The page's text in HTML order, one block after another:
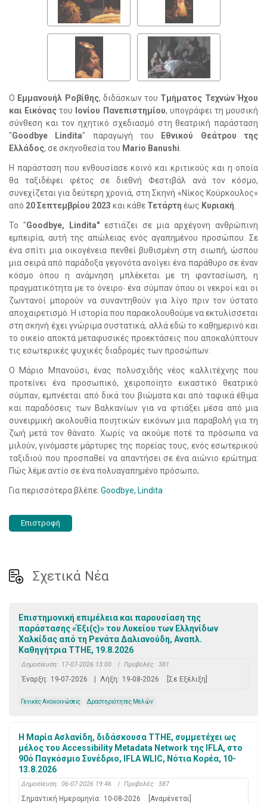
Ο Εμμανουήλ Ροβίθης, διδάσκων του Τμήματος Τεχνών Ήχου
και Εικόνας του Ιονίου Πανεπιστημίου, υπογράφει τη μουσική
σύνθεση και τον ηχητικό σχεδιασμό στη θεατρική παράσταση
"Goodbye Lindita" παραγωγή του
Εθνικού Θεάτρου της
Ελλάδος, σε σκηνοθεσία του Mario Banushi.
Η παράσταση που ενθουσίασε κοινό και κριτικούς και η οποία
θα ταξιδέψει φέτος σε διεθνή Φεστιβάλ ανά τον κόσμο,
συνεχίζεται για δεύτερη χρονιά, στη Σκηνή «Νίκος Κούρκουλος»
από 20 Σεπτεμβρίου 2023 και κάθε Τετάρτη έως Κυριακή.
Το "Goodbye, Lindita" εστιάζει σε μια αρχέγονη ανθρώπινη
εμπειρία, αυτή της απώλειας ενός αγαπημένου προσώπου. Σε
ένα σπίτι μια οικογένεια πενθεί βυθισμένη στη σιωπή, ώσπου
μια σειρά από παράδοξα γεγονότα ανοίγει ένα παράθυρο σε έναν
κόσμο όπου η ανάμνηση μπλέκεται με τη φαντασίωση, η
πραγματικότητα με το όνειρο∙ ένα σύμπαν όπου οι νεκροί και οι
ζωντανοί μπορούν να συναντηθούν για λίγο πριν τον ύστατο
αποχαιρετισμό. Η ιστορία που παρακολουθούμε να εκτυλίσσεται
στη σκηνή έχει γνώριμα συστατικά, αλλά εδώ το καθημερινό και
το οικείο αποκτά μεταφυσικές προεκτάσεις που αποκαλύπτουν
τις εσωτερικές ψυχικές διαδρομές των προσώπων.
Ο Μάριο Μπανούσι, ένας πολυσχιδής νέος καλλιτέχνης που
προτείνει ένα προσωπικό, χειροποίητο εικαστικό θεατρικό
σύμπαν, εμπνέεται από δικά του βιώματα και από ταφικά έθιμα
και παραδόσεις των Βαλκανίων για να φτιάξει μέσα από μια
συνειρμική ακολουθία ποιητικών εικόνων μια παραβολή για τη
ζωή μετά τον θάνατο. Χωρίς να ακούμε ποτέ τα πρόσωπα να
μιλούν, γινόμαστε μάρτυρες της πορείας τους, ενός εσωτερικού
ταξιδιού που προσπαθεί να απαντήσει σε ένα αιώνιο ερώτημα:
Πώς λέμε αντίο σε ένα πολυαγαπημένο πρόσωπο;
Για περισσότερα βλέπε: Goodbye, Lindita
Επιστροφή
Σχετικά Νέα
Επιστημονική επιμέλεια και παρουσίαση της
παράστασης «Έξι(ς)» του Λυκείου των Ελληνίδων
Χαλκίδας από τη Ρενάτα Δαλιανούδη, Αναπλ.
Καθηγήτρια ΤΤΗΕ, 19.8.2026
Δημοσίευση: 17-07-2026 13:00 | Προβολές: 381
Έναρξη: 19-07-2026 Λήξη: 19-08-2026 [Σε Εξέλιξη]
Γενικές Ανακοινώσεις Δραστηριότητες Μελών
Η Μαρία Ασλανίδη, διδάσκουσα ΤΤΗΕ, συμμετέχει ως
μέλος του Accessibility Metadata Network της IFLA, στο
90ό Παγκόσμιο Συνέδριο, IFLA WLIC, Νότια Κορέα, 10-
13.8.2026
Δημοσίευση: 06-07-2026 19:46 | Προβολές: 387
Σημαντική Ημερομηνία: 10-08-2026 [Αναμένεται]